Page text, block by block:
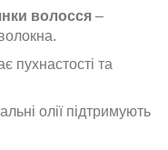
волосся –
пухнастості та
олії підтримують